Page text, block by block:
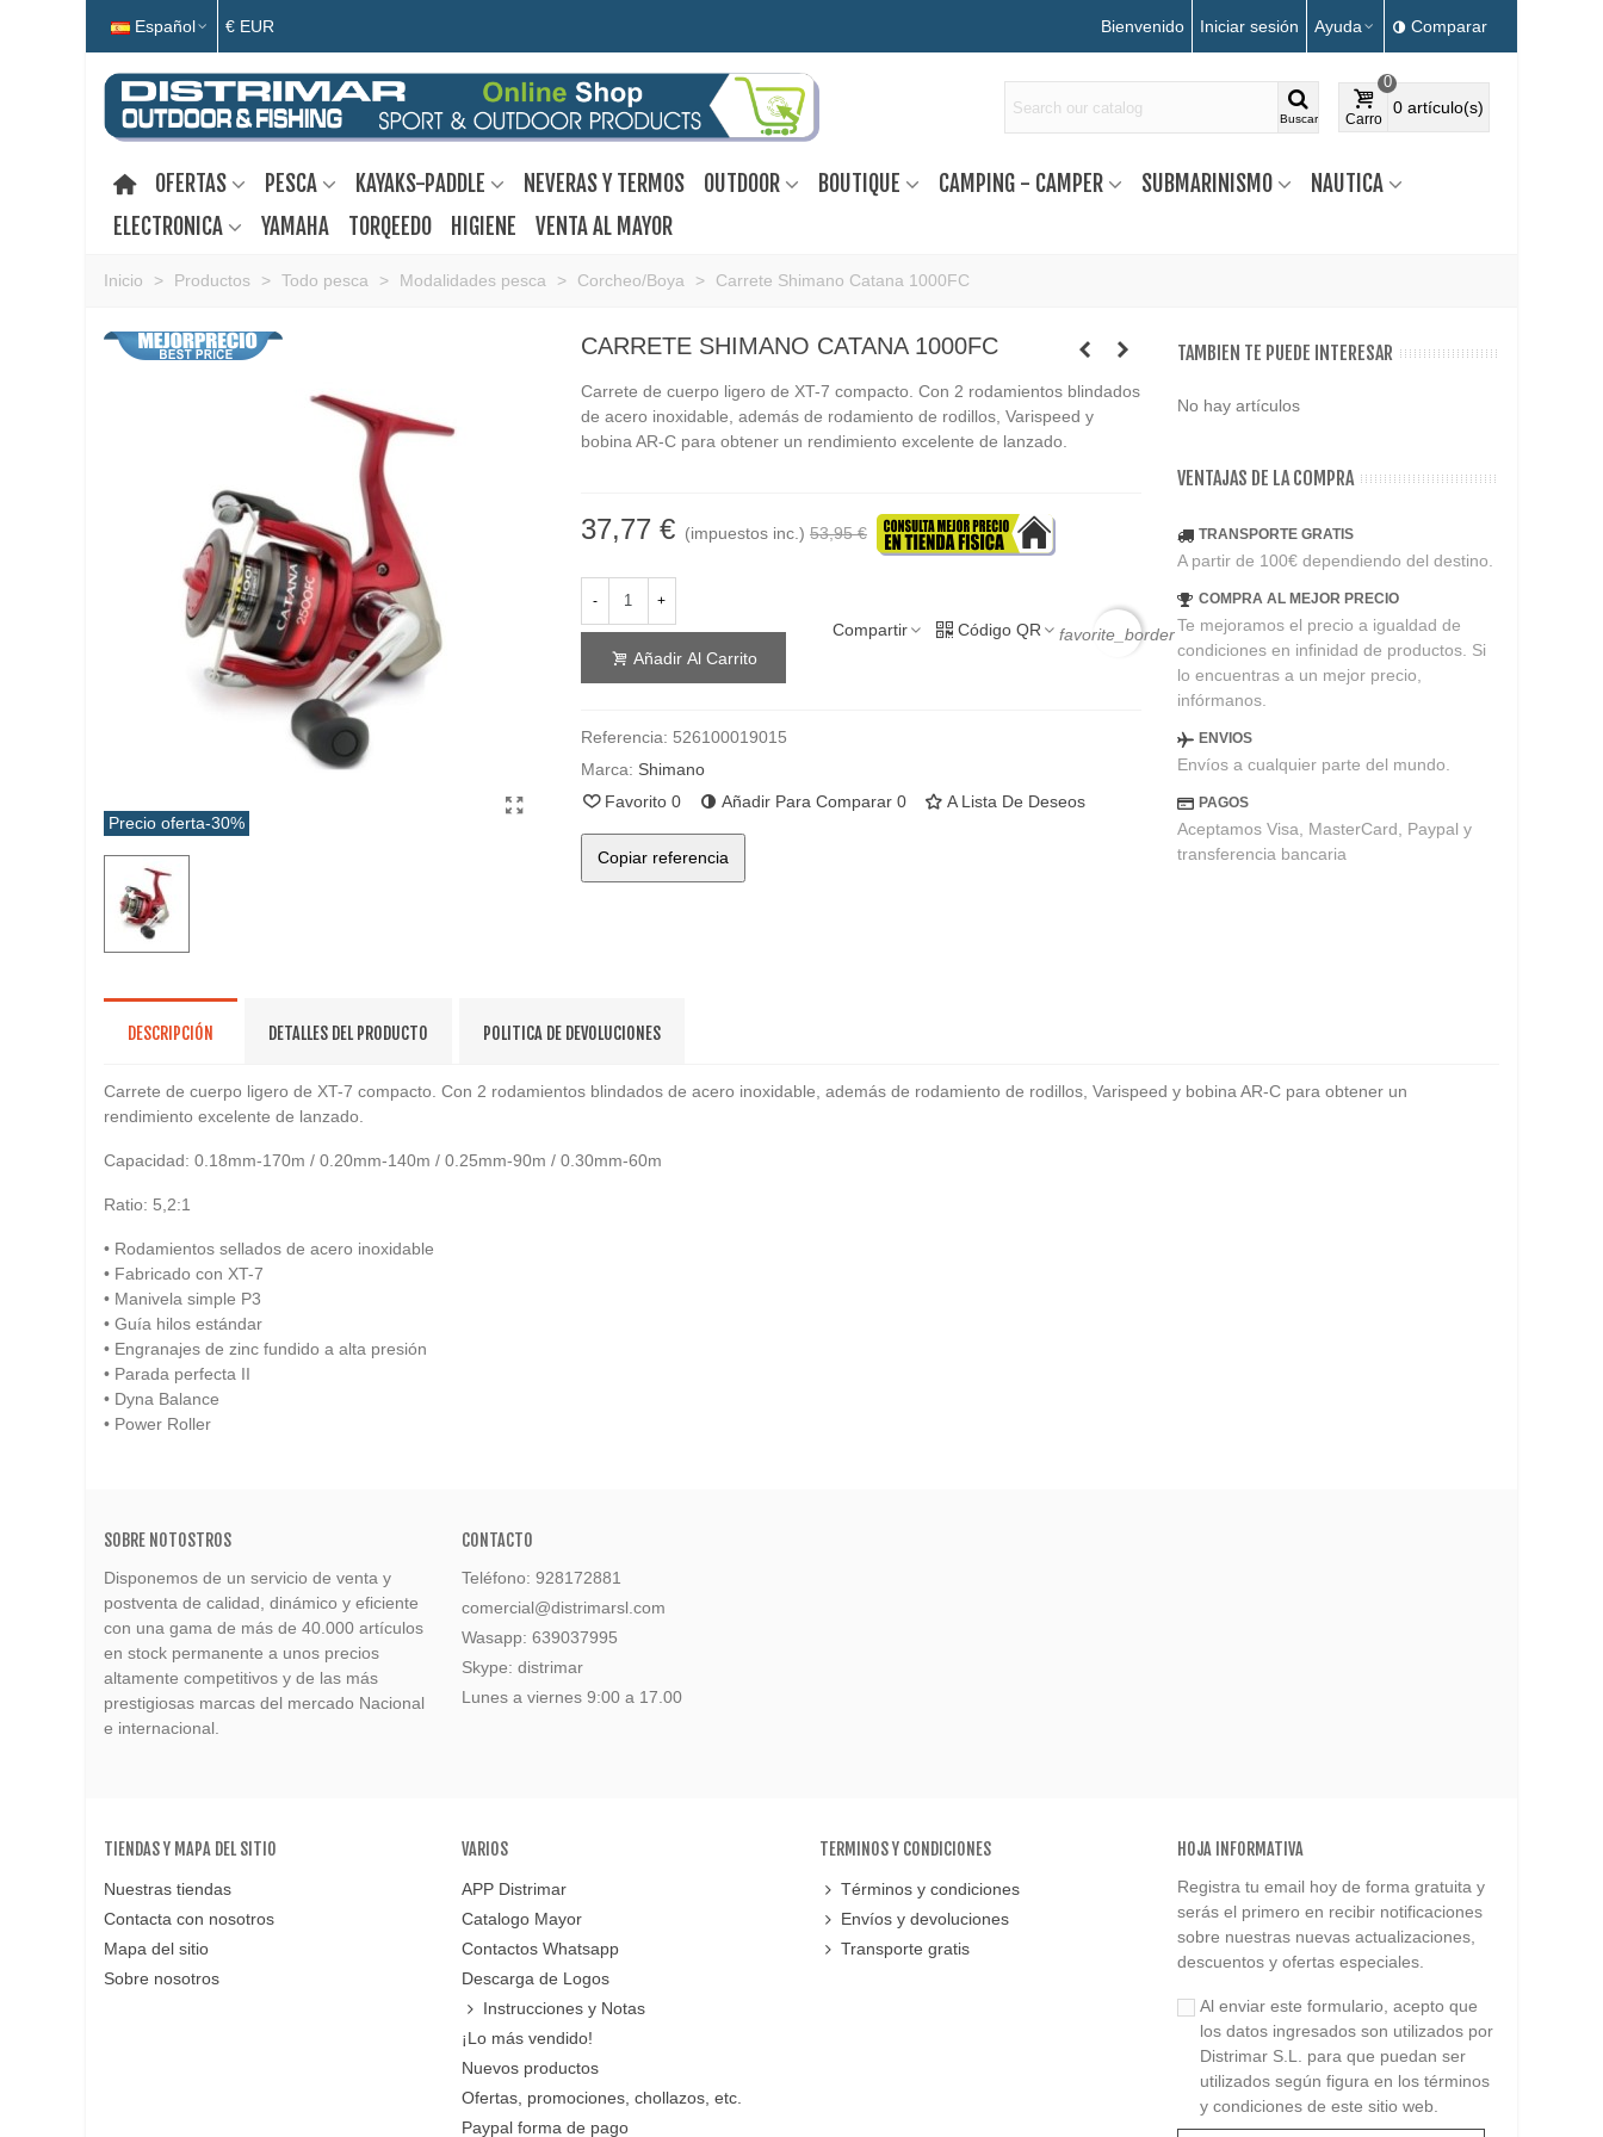
Español € EUR Bienvenido Iniciar sesión Ayuda Comparar
Buscar Carro
0
0 artículo(s)
OFERTAS PESCA KAYAKS-PADDLE NEVERAS Y TERMOS OUTDOOR BOUTIQUE CAMPING - CAMPER SUBMARINISMO
NAUTICA
ELECTRONICA
YAMAHA TORQEEDO HIGIENE VENTA AL MAYOR
Inicio > Productos > Todo pesca > Modalidades pesca > Corcheo/Boya > Carrete Shimano Catana 1000FC
Precio oferta-30%
CARRETE SHIMANO CATANA 1000FC
Carrete de cuerpo ligero de XT-7 compacto. Con 2 rodamientos blindados
de acero inoxidable, además de rodamiento de rodillos, Varispeed y
bobina AR-C para obtener un rendimiento excelente de lanzado.
37,77 € (impuestos inc.) 53,95 €
- +
Añadir Al Carrito
Compartir Código QR favorite_border
Referencia: 526100019015
Marca: Shimano
Favorito 0 Añadir Para Comparar 0 A Lista De Deseos
Copiar referencia
TAMBIEN TE PUEDE INTERESAR
No hay artículos
VENTAJAS DE LA COMPRA
TRANSPORTE GRATIS
A partir de 100€ dependiendo del destino.
COMPRA AL MEJOR PRECIO
Te mejoramos el precio a igualdad de
condiciones en infinidad de productos. Si
lo encuentras a un mejor precio,
infórmanos.
ENVIOS
Envíos a cualquier parte del mundo.
PAGOS
Aceptamos Visa, MasterCard, Paypal y
transferencia bancaria
DESCRIPCIÓN DETALLES DEL PRODUCTO POLITICA DE DEVOLUCIONES
Carrete de cuerpo ligero de XT-7 compacto. Con 2 rodamientos blindados de acero inoxidable, además de rodamiento de rodillos, Varispeed y bobina AR-C para obtener un
rendimiento excelente de lanzado.
Capacidad: 0.18mm-170m / 0.20mm-140m / 0.25mm-90m / 0.30mm-60m
Ratio: 5,2:1
• Rodamientos sellados de acero inoxidable
• Fabricado con XT-7
• Manivela simple P3
• Guía hilos estándar
• Engranajes de zinc fundido a alta presión
• Parada perfecta II
• Dyna Balance
• Power Roller
SOBRE NOTOSTROS
Disponemos de un servicio de venta y
postventa de calidad, dinámico y eficiente
con una gama de más de 40.000 artículos
en stock permanente a unos precios
altamente competitivos y de las más
prestigiosas marcas del mercado Nacional
e internacional.
CONTACTO
Teléfono: 928172881
comercial@distrimarsl.com
Wasapp: 639037995
Skype: distrimar
Lunes a viernes 9:00 a 17.00
TIENDAS Y MAPA DEL SITIO
Nuestras tiendas
Contacta con nosotros
Mapa del sitio
Sobre nosotros
VARIOS
APP Distrimar
Catalogo Mayor
Contactos Whatsapp
Descarga de Logos
Instrucciones y Notas
¡Lo más vendido!
Nuevos productos
Ofertas, promociones, chollazos, etc.
Paypal forma de pago
TERMINOS Y CONDICIONES
Términos y condiciones
Envíos y devoluciones
Transporte gratis
HOJA INFORMATIVA
Registra tu email hoy de forma gratuita y
serás el primero en recibir notificaciones
sobre nuestras nuevas actualizaciones,
descuentos y ofertas especiales.
Al enviar este formulario, acepto que
los datos ingresados son utilizados por
Distrimar S.L. para que puedan ser
utilizados según figura en los términos
y condiciones de este sitio web.